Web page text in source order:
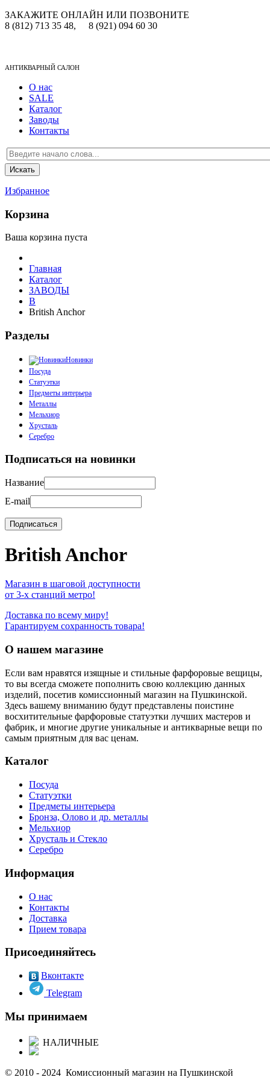
ЗАКАЖИТЕ ОНЛАЙН ИЛИ ПОЗВОНИТЕ
8 (812) 713 35 48,
8 (921) 094 60 30
АНТИКВАРНЫЙ САЛОН
О нас
SALE
Каталог
Заводы
Контакты
Избранное
Корзина
Ваша корзина пуста
Главная
Каталог
ЗАВОДЫ
B
British Anchor
Разделы
Новинки
Посуда
Статуэтки
Предметы интерьера
Металлы
Мельхиор
Хрусталь
Серебро
Подписаться на новинки
Название
E-mail
British Anchor
Магазин в шаговой доступности
от 3-х станций метро!
Доставка по всему миру!
Гарантируем сохранность товара!
О нашем магазине
Если вам нравятся изящные и стильные фарфоровые вещицы,
то вы всегда сможете пополнить свою коллекцию данных
изделий, посетив комиссионный магазин на Пушкинской.
Здесь вашему вниманию будут представлены поистине
восхитительные фарфоровые статуэтки лучших мастеров и
фабрик, и многие другие уникальные и антикварные вещи по
самым приятным для вас ценам.
Каталог
Посуда
Статуэтки
Предметы интерьера
Бронза, Олово и др. металлы
Мельхиор
Хрусталь и Стекло
Серебро
Информация
О нас
Контакты
Доставка
Прием товара
Присоединяйтесь
Вконтакте
Telegram
Мы принимаем
НАЛИЧНЫЕ
© 2010 - 2024 Комиссионный магазин на Пушкинской